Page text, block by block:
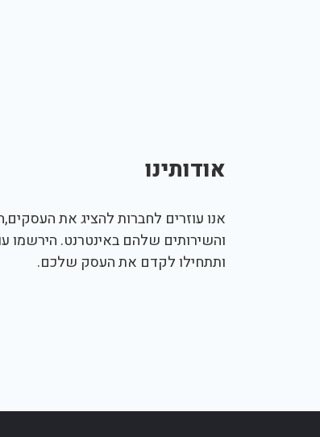
אודותינו
אנו עוזרים לחברות להציג את
והשירותים שלהם באינטרנט. הירשמו
ותתחילו לקדם את העסק שלכם.